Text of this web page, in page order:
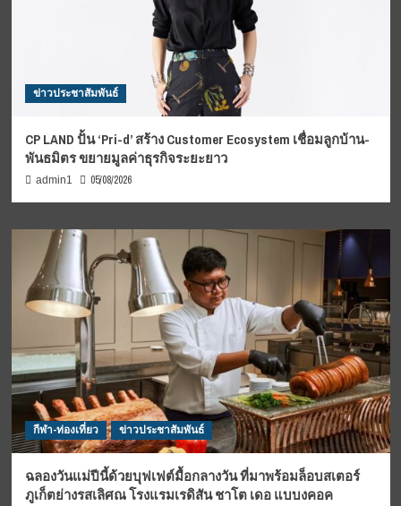
ข่าวประชาสัมพันธ์
CP LAND ปั้น ‘Pri-d’ สร้าง Customer Ecosystem เชื่อมลูกบ้าน-
พันธมิตร ขยายมูลค่าธุรกิจระยะยาว
admin1 05/08/2026
กีฬา-ท่องเที่ยว ข่าวประชาสัมพันธ์
ฉลองวันแม่ปีนี้ด้วยบุฟเฟต์มื้อกลางวัน ที่มาพร้อมล็อบสเตอร์
ภูเก็ตย่างรสเลิศณ โรงแรมเรดิสัน ชาโต เดอ แบบงคอค